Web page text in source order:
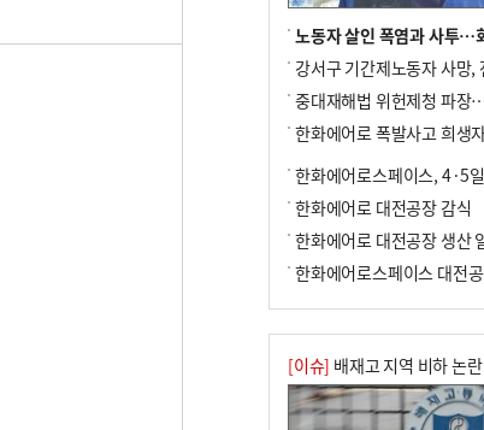
한화에어로 대전공장 감식
[이슈] 배재고 지역 비하 논란